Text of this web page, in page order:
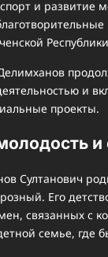
и развитие
и
проекты.
и
Султанович
Его
связанных с
семье, где